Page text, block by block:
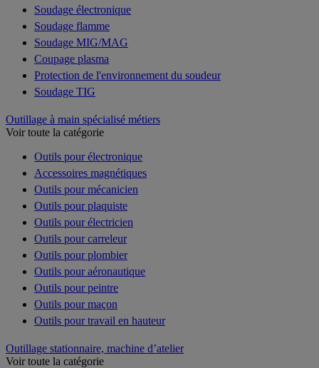
Soudage électronique
Soudage flamme
Soudage MIG/MAG
Coupage plasma
Protection de l'environnement du soudeur
Soudage TIG
Outillage à main spécialisé métiers
Voir toute la catégorie
Outils pour électronique
Accessoires magnétiques
Outils pour mécanicien
Outils pour plaquiste
Outils pour électricien
Outils pour carreleur
Outils pour plombier
Outils pour aéronautique
Outils pour peintre
Outils pour maçon
Outils pour travail en hauteur
Outillage stationnaire, machine d’atelier
Voir toute la catégorie